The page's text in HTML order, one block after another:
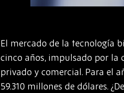
El mercado de la tecnología
cinco años, impulsado por la
privado y comercial. Para el
59.310 millones de dólares.